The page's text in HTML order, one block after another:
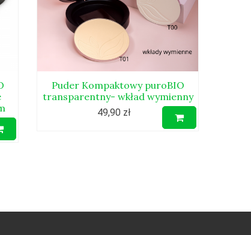
Puder Kompaktowy puroBIO
transparentny- wkład wymienny
49,90 zł